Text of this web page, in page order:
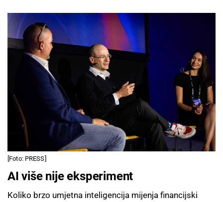
[Foto: PRESS]
AI više nije eksperiment
Koliko brzo umjetna inteligencija mijenja financijski